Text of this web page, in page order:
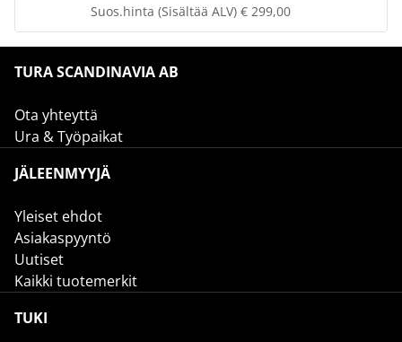
Suos.hinta (Sisältää ALV) € 299,00
TURA SCANDINAVIA AB
Ota yhteyttä
Ura & Työpaikat
JÄLEENMYYJÄ
Yleiset ehdot
Asiakaspyyntö
Uutiset
Kaikki tuotemerkit
TUKI